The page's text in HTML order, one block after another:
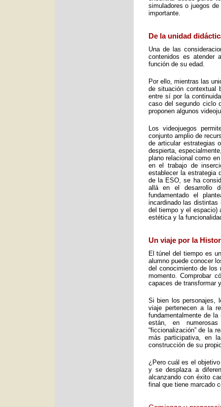
simuladores o juegos
importante.
De la unidad
Una de las
contenidos es atender
función de su edad.
Por ello, mientras las
de situación contextual
entre sí por la
caso del segundo ciclo
proponen algunos
Los videojuegos
conjunto amplio de
de articular estrategias
despierta,
plano relacional como
en el trabajo de
establecer la estrategia
de la ESO, se ha
allá en el desarrollo
fundamentado el
incardinado las
del tiempo y el espacio)
estética y la
Un viaje por la
El túnel del tiempo es
alumno puede conocer
del conocimiento de
momento. Comprobar
capaces de transformar
Si bien los personajes,
viaje pertenecen a la
fundamentalmente de
están, en
“ficcionalización” de la
más participativa, en
construcción de su
¿Pero cuál es el
y se desplaza a
alcanzando con éxito
final que tiene marcado